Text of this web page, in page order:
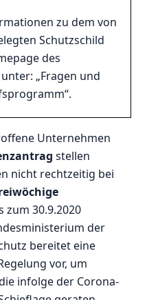
zu dem von
Schutzschild
des
„Fragen und
Unternehmen
stellen
nicht rechtzeitig bei
zum 30.9.2020
der
bereitet eine
vor, um
infolge der Corona-